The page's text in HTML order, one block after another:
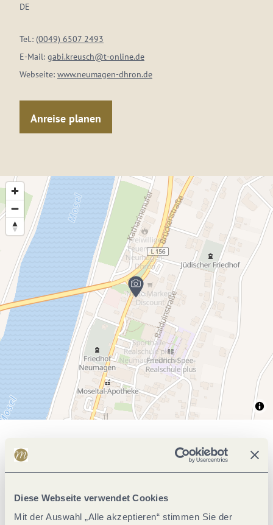
Diese Webseite verwendet Cookies
Mit der Auswahl „Alle akzeptieren“ stimmen Sie der
DE
Tel.: (0049) 6507 2493
E-Mail: gabi.kreusch@t-online.de
Webseite: www.neumagen-dhron.de
Anreise planen
Allgemeine Informationen
Öffnungszeiten